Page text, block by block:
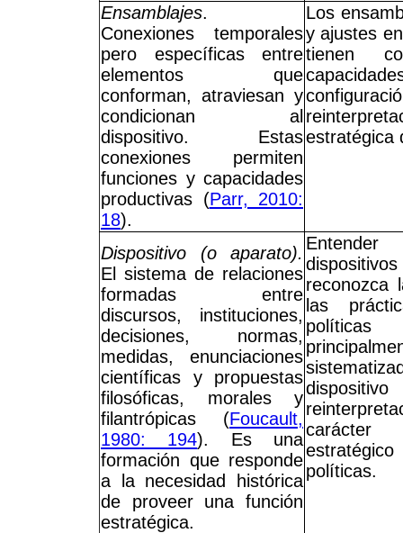
Ensamblajes.
Conexiones temporales
pero específicas entre
elementos que
conforman, atraviesan y
condicionan al
dispositivo. Estas
conexiones permiten
funciones y capacidades
productivas (Parr, 2010:
18).
Los
y ajustes
tienen
estratégica
Dispositivo (o aparato).
El sistema de relaciones
formadas entre
discursos, instituciones,
decisiones, normas,
medidas, enunciaciones
científicas y propuestas
filosóficas, morales y
filantrópicas (Foucault,
1980: 194). Es una
formación que responde
a la necesidad histórica
de proveer una función
estratégica.
reconozca
las
carácter
políticas.